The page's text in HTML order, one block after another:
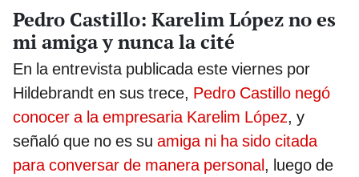
Pedro Castillo: Karelim López no es
mi amiga y nunca la cité
En la entrevista publicada este viernes por
Hildebrandt en sus trece, Pedro Castillo negó
conocer a la empresaria Karelim López, y
señaló que no es su amiga ni ha sido citada
para conversar de manera personal, luego de